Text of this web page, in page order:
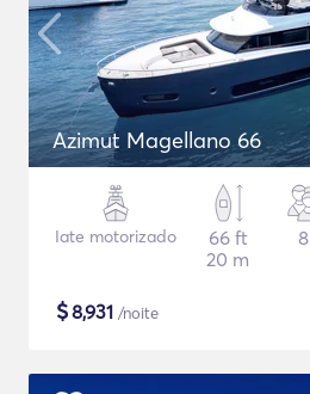
Azimut Magellano 66
Iate motorizado
66 ft
20 m
8
$8,931 /noite